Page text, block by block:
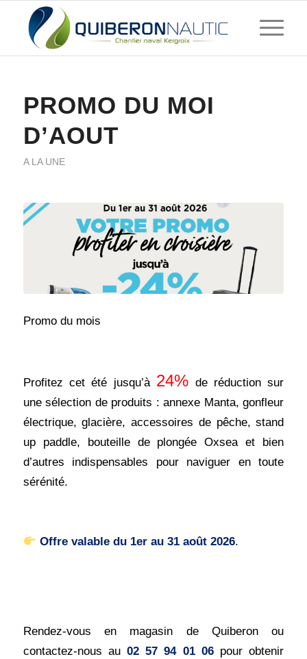
PROMO DU MOI
D’AOUT
A LA UNE
Promo du mois
Profitez cet été jusqu’à 24% de réduction sur
une sélection de produits : annexe Manta, gonfleur
électrique, glacière, accessoires de pêche, stand
up paddle, bouteille de plongée Oxsea et bien
d’autres indispensables pour naviguer en toute
sérénité.
Offre valable du 1er au 31 août 2026.
Rendez-vous en magasin de Quiberon ou
contactez-nous au02 57 94 01 06pour obtenir